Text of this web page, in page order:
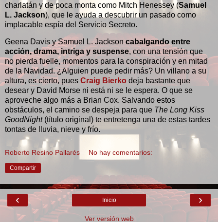
charlatán y de poca monta como Mitch Henessey (Samuel
L. Jackson), que le ayuda a descubrir un pasado como
implacable espía del Servicio Secreto.
Geena Davis y Samuel L. Jackson cabalgando entre
acción, drama, intriga y suspense, con una tensión que
no pierda fuelle, momentos para la conspiración y en mitad
de la Navidad. ¿Alguien puede pedir más? Un villano a su
altura, es cierto, pues Craig Bierko deja bastante que
desear y David Morse ni está ni se le espera. O que se
aproveche algo más a Brian Cox. Salvando estos
obstáculos, el camino se despeja para que The Long Kiss
GoodNight(título original) te entretenga una de estas tardes
tontas de lluvia, nieve y frío.
Roberto Resino Pallarés No hay comentarios:
Compartir
‹ ›
Inicio
Ver versión web